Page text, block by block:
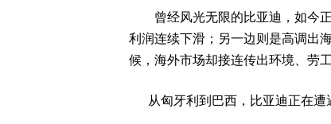
曾经风光无限的比亚迪，如今正
利润连续下滑；另一边则是高调出
候，海外市场却接连传出环境、劳
从匈牙利到巴西，比亚迪正在遭